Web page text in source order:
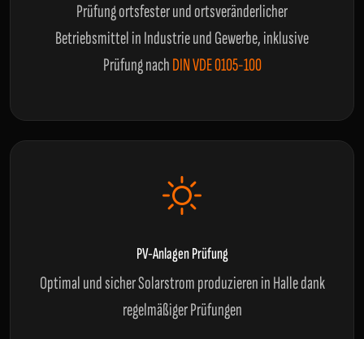
Prüfung ortsfester und ortsveränderlicher
Betriebsmittel in Industrie und Gewerbe, inklusive
Prüfung nachDIN VDE 0105-100
PV-Anlagen Prüfung
Optimal und sicher Solarstrom produzieren in Halle dank
regelmäßiger Prüfungen